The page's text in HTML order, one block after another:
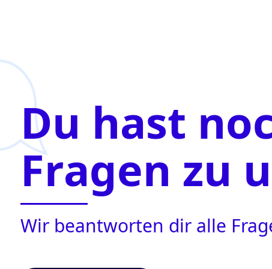
Du hast
Fragen zu
Wir beantworten dir alle